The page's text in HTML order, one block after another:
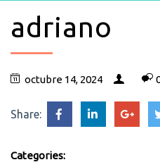
adriano
octubre 14, 2024
Share:
Categories: